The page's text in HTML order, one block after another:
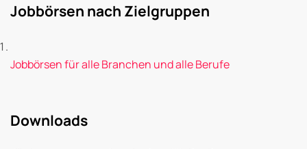
Jobbörsen nach Zielgruppen
Jobbörsen für alle Branchen und alle Berufe
Downloads